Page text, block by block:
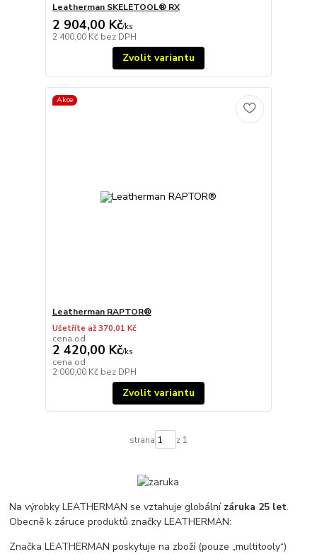
Leatherman SKELETOOL® RX
2 904,00 Kč/ks
2 400,00 Kč bez DPH
Zvolit variantu
Akce
Leatherman RAPTOR®
Ušetříte až 370,01 Kč
cena od
2 420,00 Kč/ks
cena od
2 000,00 Kč bez DPH
Zvolit variantu
strana z 1
Na výrobky LEATHERMAN se vztahuje globální záruka 25 let.
Obecně k záruce produktů značky LEATHERMAN:
Značka LEATHERMAN poskytuje na zboží (pouze „multitooly“)